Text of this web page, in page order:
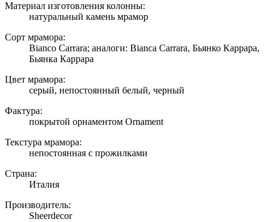
Материал изготовления колонны:
натуральный камень мрамор
Сорт мрамора:
Bianco Carrara; аналоги: Bianca Carrara, Бьянко Каррара,
Бьянка Каррара
Цвет мрамора:
серый, непостоянный белый, черный
Фактура:
покрытой орнаментом Ornament
Текстура мрамора:
непостоянная с прожилками
Страна:
Италия
Производитель:
Sheerdecor